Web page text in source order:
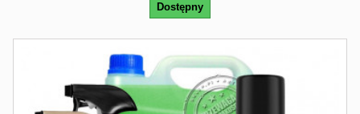
Dostępny